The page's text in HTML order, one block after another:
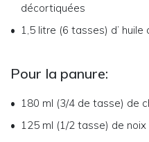
décortiquées
1,5 litre (6 tasses) d’ huile
Pour la panure:
180 ml (3/4 de tasse) de
125 ml (1/2 tasse) de